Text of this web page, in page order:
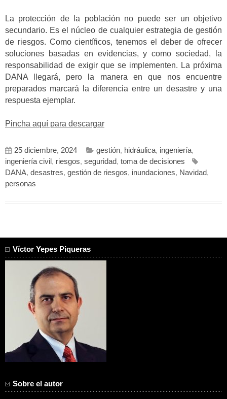
La protección de la población no puede ser un objetivo
secundario. Es el núcleo de cualquier estrategia de gestión
de riesgos. Como científicos, tenemos el deber de ofrecer
soluciones basadas en evidencias, y como sociedad, la
responsabilidad de exigir que se implementen. La próxima
DANA llegará, pero la manera en que nos encuentre
preparados marcará la diferencia entre un desastre y una
respuesta ejemplar.
Pincha aquí para descargar
25 diciembre, 2024 gestión, hidráulica, ingeniería,
ingeniería civil , riesgos, seguridad, toma de decisiones
DANA, desastres, gestión de riesgos, inundaciones, Navidad,
personas
Víctor Yepes Piqueras
Sobre el autor